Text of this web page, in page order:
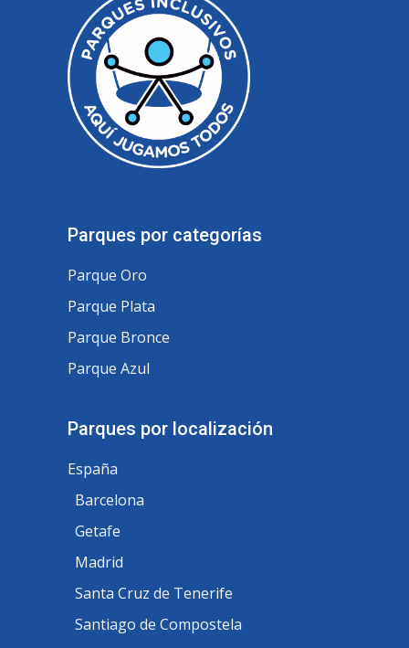
Parques por categorías
Parque Oro
Parque Plata
Parque Bronce
Parque Azul
Parques por localización
España
Barcelona
Getafe
Madrid
Santa Cruz de Tenerife
Santiago de Compostela